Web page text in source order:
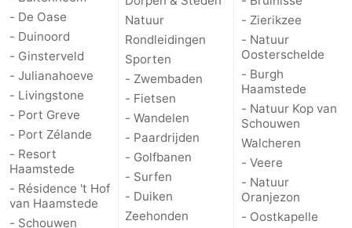
- De Oase
- Duinoord
- Ginsterveld
- Julianahoeve
- Livingstone
- Port Greve
- Port Zélande
- Resort
Haamstede
- Résidence 't Hof
van Haamstede
- Schouwen
Natuur
Rondleidingen
Sporten
- Zwembaden
- Fietsen
- Wandelen
- Paardrijden
- Golfbanen
- Surfen
- Duiken
Zeehonden
- Zierikzee
- Natuur
Oosterschelde
- Burgh
Haamstede
- Natuur Kop van
Schouwen
Walcheren
- Veere
- Natuur
Oranjezon
- Oostkapelle